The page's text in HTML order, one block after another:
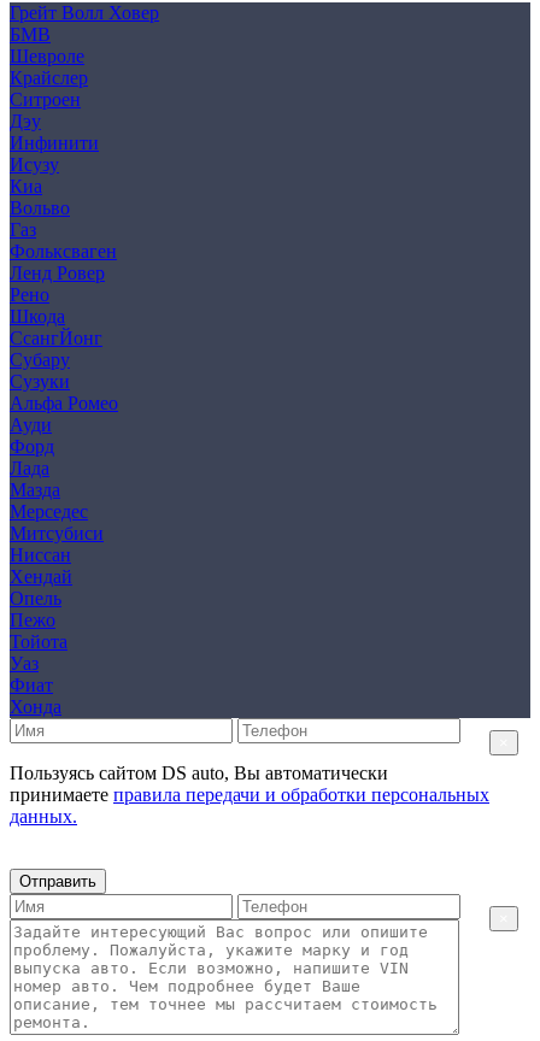
Грейт Волл Ховер
БМВ
Шевроле
Крайслер
Ситроен
Дэу
Инфинити
Исузу
Киа
Вольво
Газ
Фольксваген
Ленд Ровер
Рено
Шкода
СсангЙонг
Субару
Сузуки
Альфа Ромео
Ауди
Форд
Лада
Мазда
Мерседес
Митсубиси
Ниссан
Хендай
Опель
Пежо
Тойота
Уаз
Фиат
Хонда
Пользуясь сайтом DS auto, Вы автоматически
принимаете правила передачи и обработки персональных
данных.
Отправить